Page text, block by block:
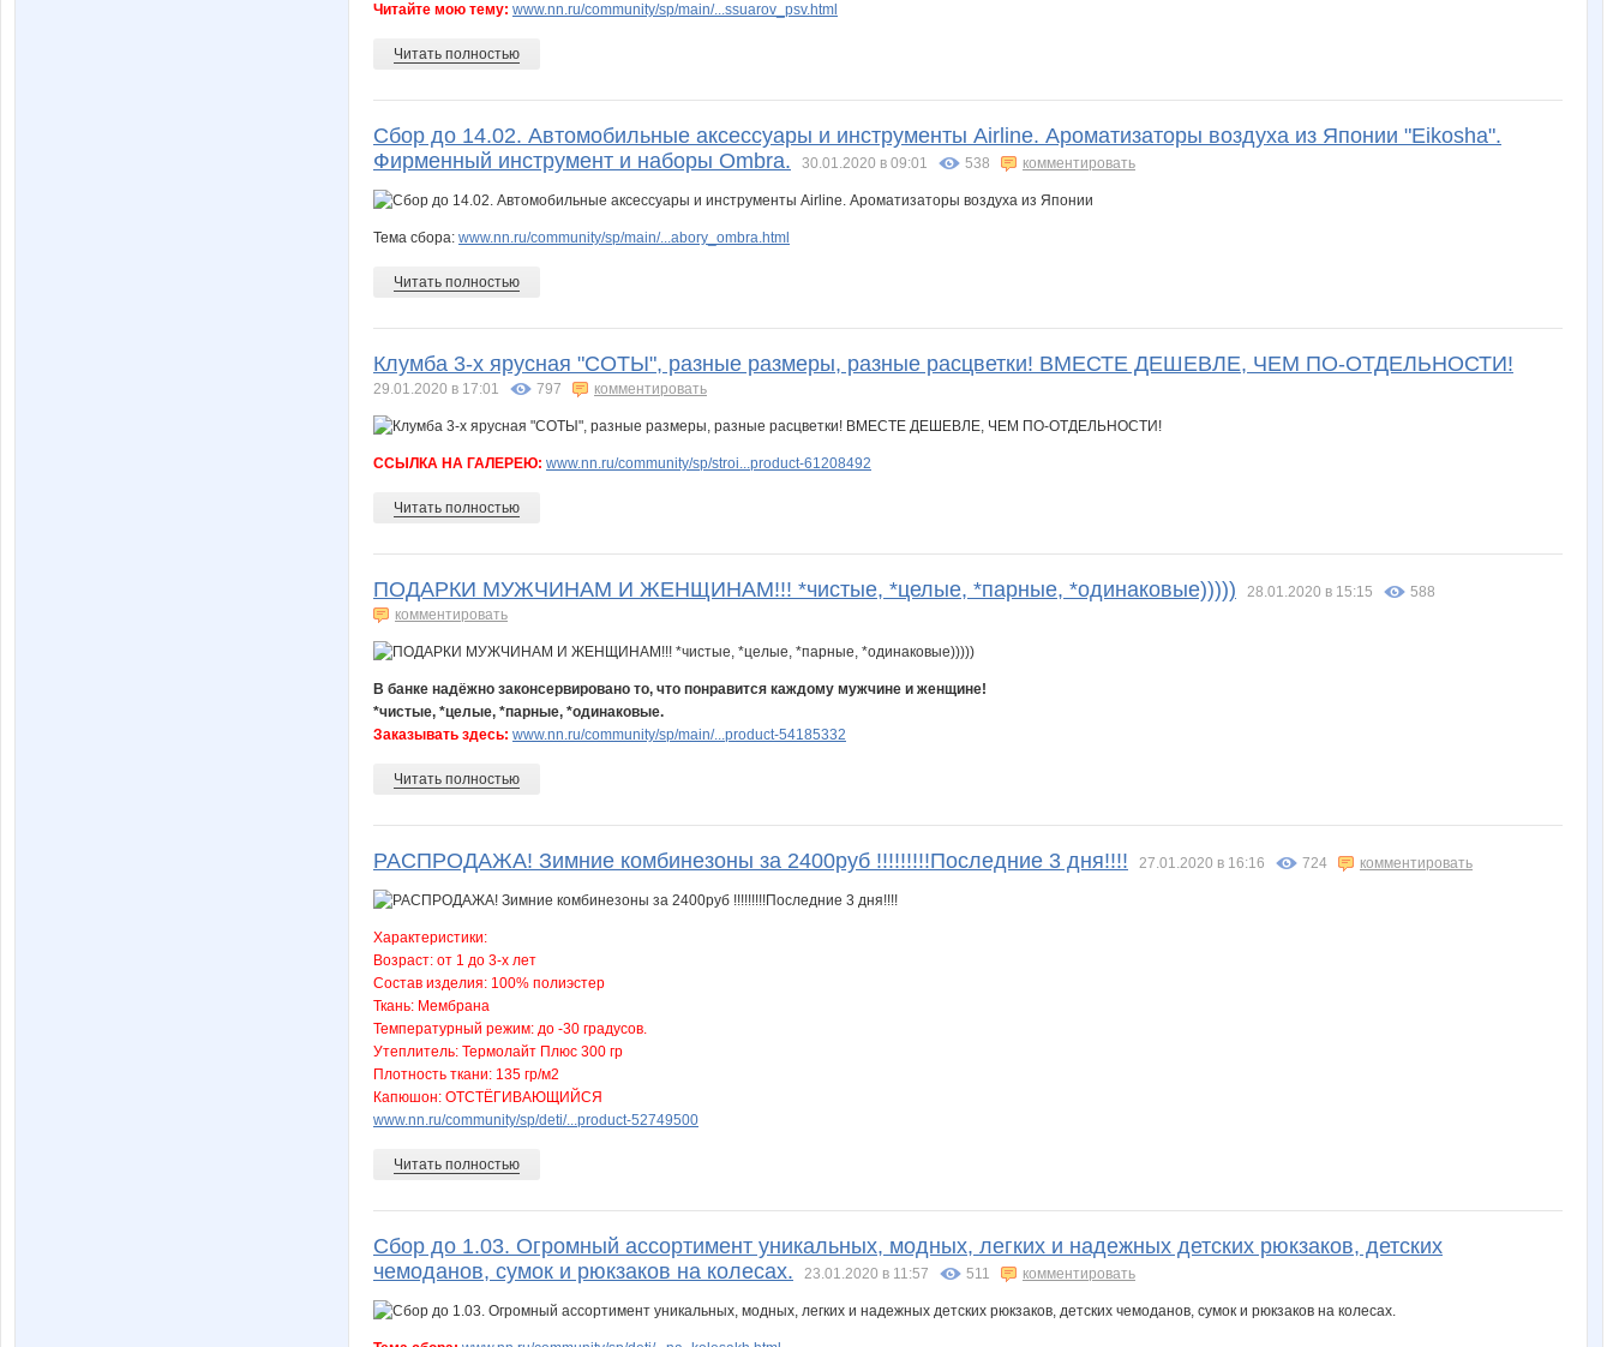
Читайте мою тему: www.nn.ru/community/sp/main/...ssuarov_psv.html
Читать полностью
Сбор до 14.02. Автомобильные аксессуары и инструменты Airline. Ароматизаторы воздуха из Японии "Eikosha".
Фирменный инструмент и наборы Ombra.
30.01.2020 в 09:01 538 комментировать
Тема сбора: www.nn.ru/community/sp/main/...abory_ombra.html
Читать полностью
Клумба 3-х ярусная "СОТЫ", разные размеры, разные расцветки! ВМЕСТЕ ДЕШЕВЛЕ, ЧЕМ ПО-ОТДЕЛЬНОСТИ!
29.01.2020 в 17:01 797 комментировать
ССЫЛКА НА ГАЛЕРЕЮ: www.nn.ru/community/sp/stroi...product-61208492
Читать полностью
ПОДАРКИ МУЖЧИНАМ И ЖЕНЩИНАМ!!! *чистые, *целые, *парные, *одинаковые))))) 28.01.2020 в 15:15
588
комментировать
В банке надёжно законсервировано то, что понравится каждому мужчине и женщине!
*чистые, *целые, *парные, *одинаковые.
Заказывать здесь: www.nn.ru/community/sp/main/...product-54185332
Читать полностью
РАСПРОДАЖА! Зимние комбинезоны за 2400руб !!!!!!!!!Последние 3 дня!!!! 27.01.2020 в 16:16 724 комментировать
Характеристики:
Возраст: от 1 до 3-х лет
Состав изделия: 100% полиэстер
Ткань: Мембрана
Температурный режим: до -30 градусов.
Утеплитель: Термолайт Плюс 300 гр
Плотность ткани: 135 гр/м2
Капюшон: ОТСТЁГИВАЮЩИЙСЯ
www.nn.ru/community/sp/deti/...product-52749500
Читать полностью
Сбор до 1.03. Огромный ассортимент уникальных, модных, легких и надежных детских рюкзаков, детских
чемоданов, сумок и рюкзаков на колесах.
23.01.2020 в 11:57 511 комментировать